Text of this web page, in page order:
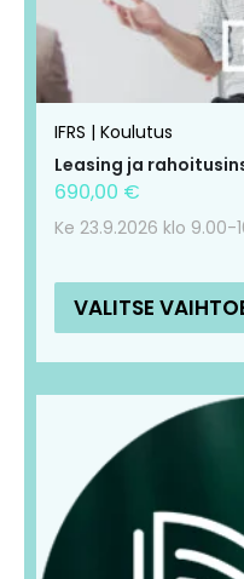
IFRS | Koulutus
Leasing ja
690,00 €
Ke 23.9.2026 klo 9.00-
VALITSE